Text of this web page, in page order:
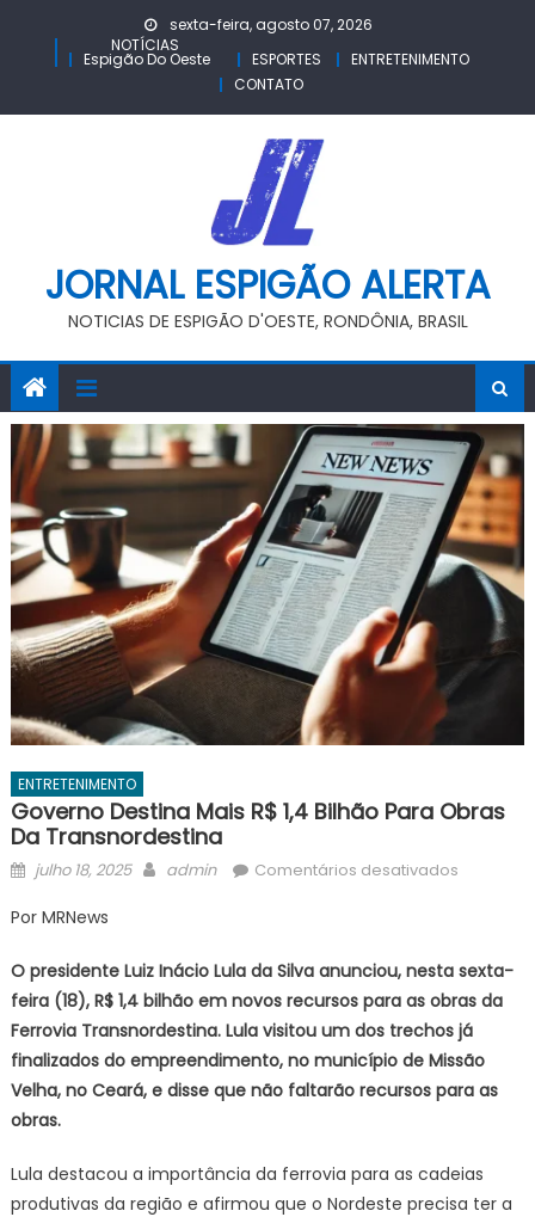
content
sexta-feira, agosto 07, 2026
NOTÍCIAS
Espigão Do Oeste ESPORTES
ENTRETENIMENTO
CONTATO
JORNAL ESPIGÃO ALERTA
NOTICIAS DE ESPIGÃO D'OESTE, RONDÔNIA, BRASIL
ENTRETENIMENTO
Governo Destina Mais R$ 1,4 Bilhão Para Obras
Da Transnordestina
Posted
julho 18, 2025 Author
admin Comentários desativadosem
R$
1,4
bilhão
para
obras
Por MRNews
O presidente Luiz Inácio Lula da Silva anunciou, nesta sexta-
feira (18), R$ 1,4 bilhão em novos recursos para as obras da
Ferrovia Transnordestina. Lula visitou um dos trechos já
finalizados do empreendimento, no município de Missão
Velha, no Ceará, e disse que não faltarão recursos para as
obras.
Lula destacou a importância da ferrovia para as cadeias
produtivas da região e afirmou que o Nordeste precisa ter a